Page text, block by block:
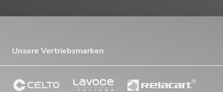
Unsere Vertriebsmarken